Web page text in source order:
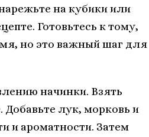
на кубики или
Готовьтесь к тому,
но это важный шаг для
начинки. Взять
Добавьте лук, морковь и
и ароматности. Затем